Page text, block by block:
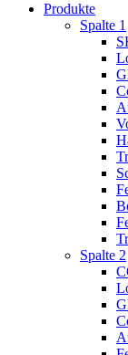
Produkte
Spalte 1
Spalte 2